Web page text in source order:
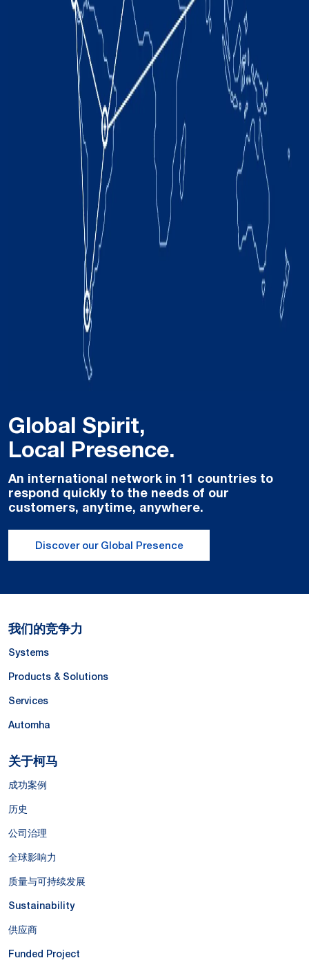
Global Spirit,
Local Presence.
An international network in 11 countries to
respond quickly to the needs of our
customers, anytime, anywhere.
Discover our Global Presence
我们的竞争力
Systems
Products & Solutions
Services
Automha
关于柯马
成功案例
历史
公司治理
全球影响力
质量与可持续发展
Sustainability
供应商
Funded Project